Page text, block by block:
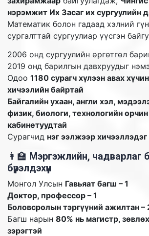
нэрэмжит Их Засаг их сургуулийн
Математик болон гадаад хэлний
сургалттай сургуулиар үүсгэн
2006 онд сургуулийн өргөтгөл
2019 онд барилгын давхруудыг
Одоо 1180 сурагч хүлээн авах
хичээлийн байртай
Байгалийн ухаан, англи хэл,
физик, биологи, технологийн
кабинетуудтай
Сурагчид нэг ээлжээр хичээллэдэг
👩‍🏫 Мэргэжлийн, чадварлаг
бүрэлдэхүүн
Монгол Улсын Гавьяат багш – 1
Доктор, профессор – 1
Боловсролын тэргүүний ажилтан –
Багш нарын 80% нь магистр,
зэрэгтэй